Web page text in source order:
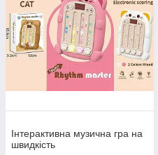
Інтерактивна музична гра на
швидкість